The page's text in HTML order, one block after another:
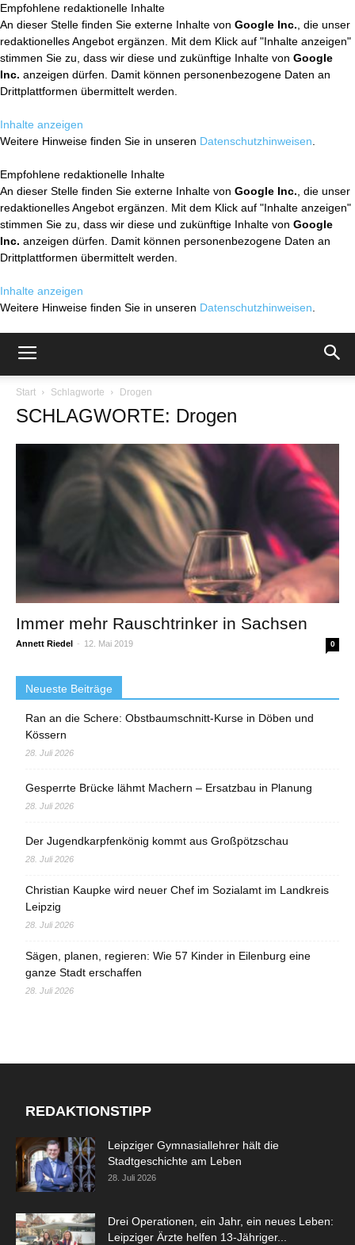
Empfohlene redaktionelle Inhalte
An dieser Stelle finden Sie externe Inhalte von Google Inc. , die unser
redaktionelles Angebot ergänzen. Mit dem Klick auf "Inhalte anzeigen"
stimmen Sie zu, dass wir diese und zukünftige Inhalte von Google
Inc. anzeigen dürfen. Damit können personenbezogene Daten an
Drittplattformen übermittelt werden.
Inhalte anzeigen
Weitere Hinweise finden Sie in unseren Datenschutzhinweisen
Empfohlene redaktionelle Inhalte
An dieser Stelle finden Sie externe Inhalte von Google Inc. , die unser
redaktionelles Angebot ergänzen. Mit dem Klick auf "Inhalte anzeigen"
stimmen Sie zu, dass wir diese und zukünftige Inhalte von Google
Inc. anzeigen dürfen. Damit können personenbezogene Daten an
Drittplattformen übermittelt werden.
Inhalte anzeigen
Weitere Hinweise finden Sie in unseren Datenschutzhinweisen
Start Schlagworte Drogen
SCHLAGWORTE: Drogen
Immer mehr Rauschtrinker in Sachsen
Annett Riedel - 12. Mai 2019 0
Neueste Beiträge
Ran an die Schere: Obstbaumschnitt-Kurse in Döben und
Kössern
28. Juli 2026
Gesperrte Brücke lähmt Machern – Ersatzbau in Planung
28. Juli 2026
Der Jugendkarpfenkönig kommt aus Großpötzschau
28. Juli 2026
Christian Kaupke wird neuer Chef im Sozialamt im Landkreis
Leipzig
28. Juli 2026
Sägen, planen, regieren: Wie 57 Kinder in Eilenburg eine
ganze Stadt erschaffen
28. Juli 2026
REDAKTIONSTIPP
Leipziger Gymnasiallehrer hält die
Stadtgeschichte am Leben
28. Juli 2026
Drei Operationen, ein Jahr, ein neues Leben:
Leipziger Ärzte helfen 13-Jähriger...